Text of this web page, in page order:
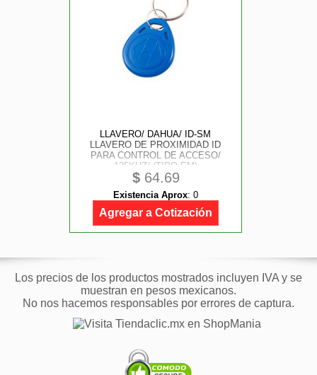
LLAVERO/ DAHUA/ ID-SM
LLAVERO DE PROXIMIDAD ID
PARA CONTROL DE ACCESO/
125KHZ/ (TIPO EM)
$64.69
Existencia Aprox: 0
Agregar a Cotización
Los precios de los productos mostrados incluyen IVA y se
muestran en pesos mexicanos.
No nos hacemos responsables por errores de captura.